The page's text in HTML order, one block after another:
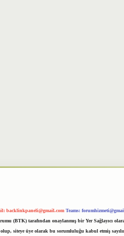
backlinkpaneli@gmail.com Teams:
(BTK) tarafından onaylanmış bir Yer Sağlayıcı
siteye üye olarak bu sorumluluğu kabul etmiş